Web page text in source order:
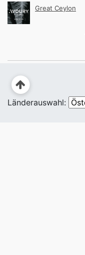
Great Ceylon
Länderauswahl: